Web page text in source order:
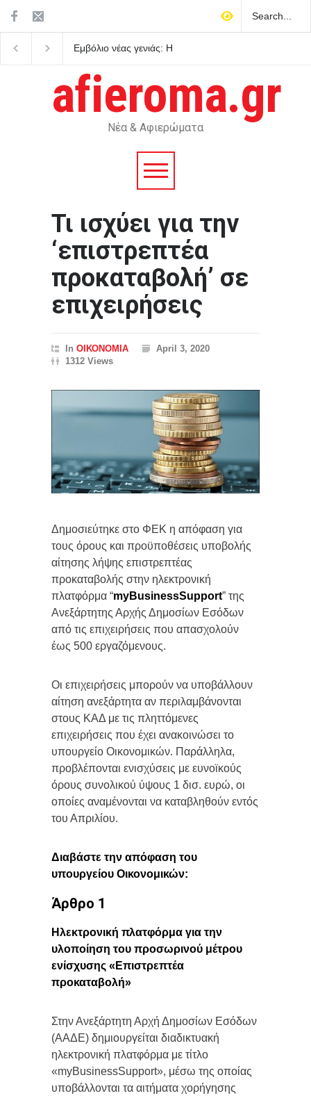
Η
Πρεμιέρα του Dolby Vision 2
afieroma.gr
Νέα & Αφιερώματα
Τι ισχύει για την
‘επιστρεπτέα
προκαταβολή’ σε
επιχειρήσεις
In ΟΙΚΟΝΟΜΙΑ
April 3, 2020
1312 Views
Δημοσιεύτηκε στο ΦΕΚ η απόφαση για
τους όρους και προϋποθέσεις υποβολής
αίτησης λήψης επιστρεπτέας
προκαταβολής στην ηλεκτρονική
πλατφόρμα “myBusinessSupport” της
Ανεξάρτητης Αρχής Δημοσίων Εσόδων
από τις επιχειρήσεις που απασχολούν
έως 500 εργαζόμενους.
Οι επιχειρήσεις μπορούν να υποβάλλουν
αίτηση ανεξάρτητα αν περιλαμβάνονται
στους ΚΑΔ με τις πληττόμενες
επιχειρήσεις που έχει ανακοινώσει το
υπουργείο Οικονομικών. Παράλληλα,
προβλέπονται ενισχύσεις με ευνοϊκούς
όρους συνολικού ύψους 1 δισ. ευρώ, οι
οποίες αναμένονται να καταβληθούν εντός
του Απριλίου.
Διαβάστε την απόφαση του
υπουργείου Οικονομικών:
Άρθρο 1
Ηλεκτρονική πλατφόρμα για την
υλοποίηση του προσωρινού μέτρου
ενίσχυσης «Επιστρεπτέα
προκαταβολή»
Στην Ανεξάρτητη Αρχή Δημοσίων Εσόδων
(ΑΑΔΕ) δημιουργείται διαδικτυακή
ηλεκτρονική πλατφόρμα με τίτλο
«myBusinessSupport», μέσω της οποίας
υποβάλλονται τα αιτήματα χορήγησης